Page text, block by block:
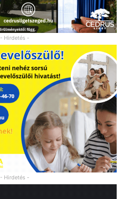
- Hirdetés -
- Hirdetés -